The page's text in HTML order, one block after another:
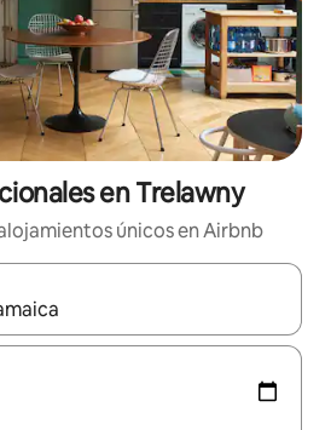
en Trelawny
únicos en Airbnb
estén disponibles, navega con las